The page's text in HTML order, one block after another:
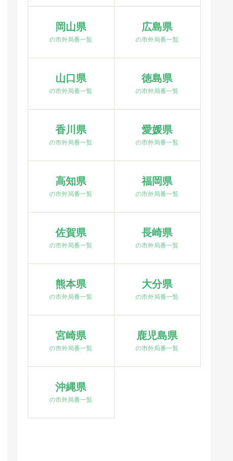
岡山県
の市外局番一覧
広島県
の市外局番一覧
山口県
の市外局番一覧
徳島県
の市外局番一覧
香川県
の市外局番一覧
愛媛県
の市外局番一覧
高知県
の市外局番一覧
福岡県
の市外局番一覧
佐賀県
の市外局番一覧
長崎県
の市外局番一覧
熊本県
の市外局番一覧
大分県
の市外局番一覧
宮崎県
の市外局番一覧
鹿児島県
の市外局番一覧
沖縄県
の市外局番一覧